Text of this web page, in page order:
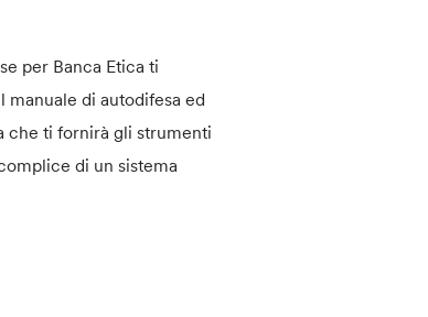
per Banca Etica ti
di autodifesa ed
che ti fornirà gli strumenti
di un sistema